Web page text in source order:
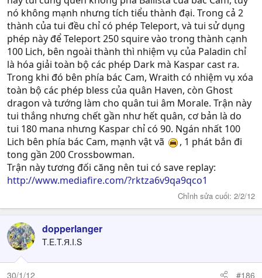
nó không mạnh nhưng tích tiểu thành đại. Trong cả 2
thành của tui đều chỉ có phép Teleport, và tui sử dụng
phép này để Teleport 250 squire vào trong thành cạnh
100 Lich, bên ngoài thành thì nhiệm vụ của Paladin chỉ
là hóa giải toàn bộ các phép Dark mà Kaspar cast ra.
Trong khi đó bên phía bác Cam, Wraith có nhiệm vụ xóa
toàn bộ các phép bless của quân Haven, còn Ghost
dragon và tướng làm cho quân tui âm Morale. Trận này
tui thắng nhưng chết gần như hết quân, cơ bản là do
tui 180 mana nhưng Kaspar chỉ có 90. Ngán nhất 100
Lich bên phía bác Cam, mạnh vật vã
, 1 phát bắn đi
tong gần 200 Crossbowman.
Trận này tương đối căng nên tui có save replay:
http://www.mediafire.com/?rktza6v9qa9qco1
Chỉnh sửa cuối: 2/2/12
dopperlanger
T.E.T.Я.I.S
30/1/12 #186